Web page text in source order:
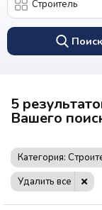
Поиск
5
Вашего
Категория:
Удалить все